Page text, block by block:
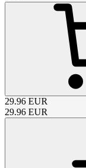
29.96 EUR
29.96 EUR